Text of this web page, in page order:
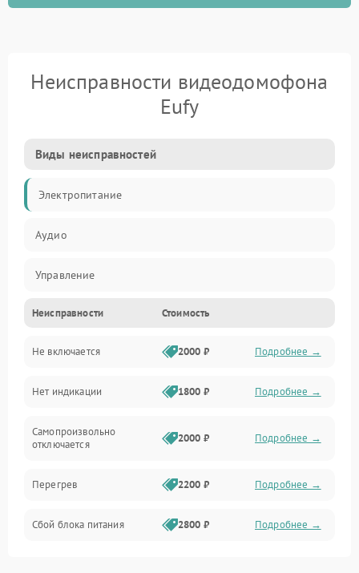
Неисправности видеодомофона
Eufy
Виды неисправностей
Электропитание
Аудио
Управление
Аудио/Связь
Неисправности Стоимость
Не включается 2000 ₽ Подробнее →
Нет индикации 1800 ₽ Подробнее →
Самопроизвольно
отключается
2000 ₽ Подробнее →
Перегрев 2200 ₽ Подробнее →
Сбой блока питания 2800 ₽ Подробнее →